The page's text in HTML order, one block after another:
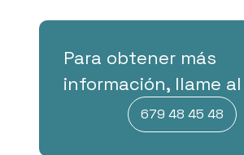
Para obtener más
información, llame al
679 48 45 48